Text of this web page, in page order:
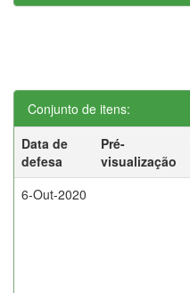
Conjunto de itens:
Data de
defesa
Pré-
visualização
6-Out-2020